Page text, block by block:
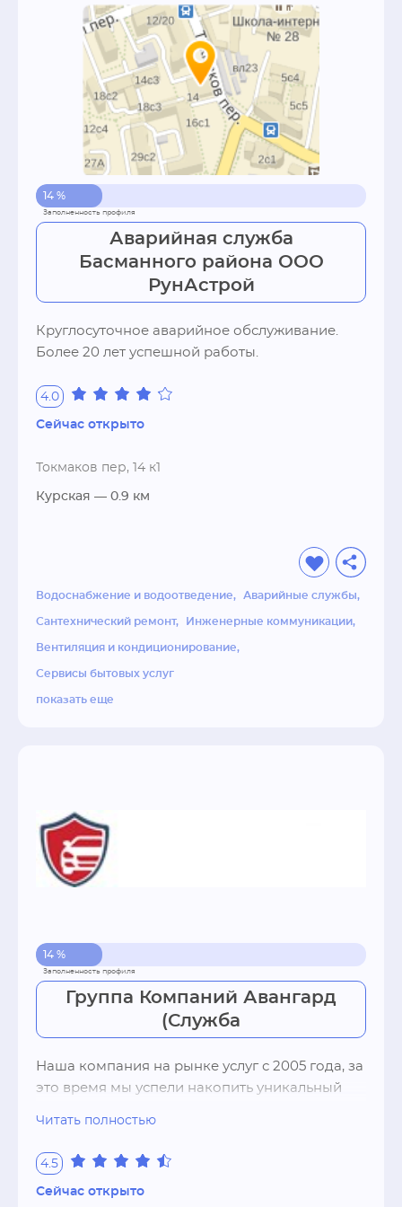
14 %
Аварийная служба
Басманного района ООО
РунАстрой
Круглосуточное аварийное обслуживание.
Более 20 лет успешной работы.
4.0
Сейчас открыто
Токмаков пер, 14 к1
Курская — 0.9 км
Водоснабжение и водоотведение Аварийные службы
Сантехнический ремонт Инженерные коммуникации
Вентиляция и кондиционирование
Сервисы бытовых услуг
показать еще
14 %
Группа Компаний Авангард
(Служба
Наша компания на рынке услуг с 2005 года, за
это время мы успели накопить уникальный
рутинных процедур, предоставив при этом
полную и достоверную информацию тогда,
когда вам это понадобится: мы работаем в
Читать полностью
4.5
Сейчас открыто